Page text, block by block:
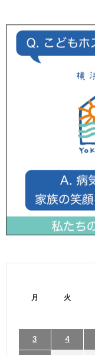
月 火
3 4